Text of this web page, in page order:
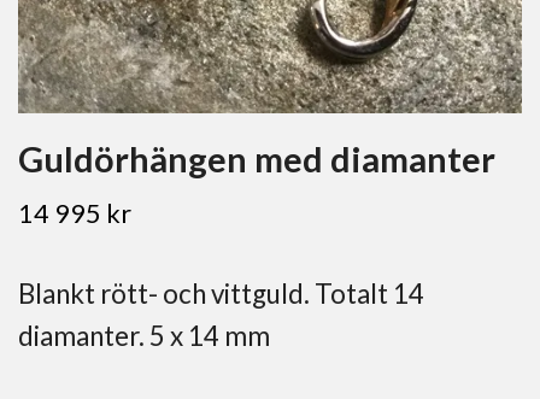
Guldörhängen med diamanter
14 995 kr
Blankt rött- och vittguld. Totalt 14
diamanter. 5 x 14 mm